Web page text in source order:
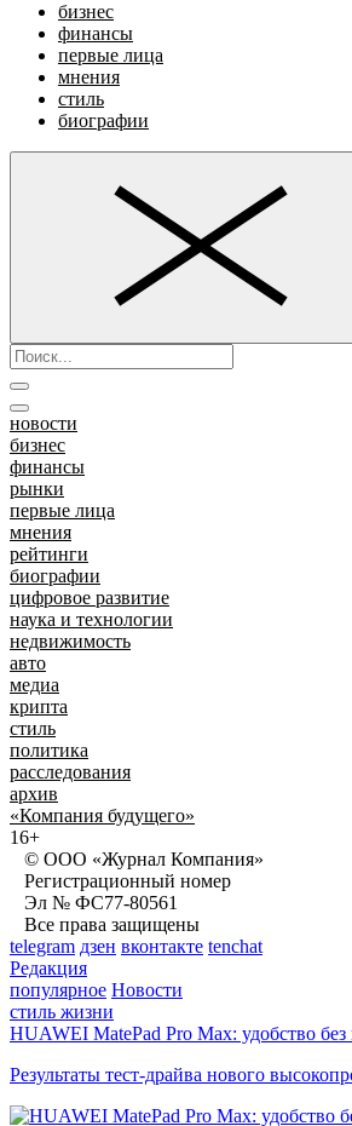
бизнес
финансы
первые лица
мнения
стиль
биографии
новости
бизнес
финансы
рынки
первые лица
мнения
рейтинги
биографии
цифровое развитие
наука и технологии
недвижимость
авто
медиа
крипта
стиль
политика
расследования
архив
«Компания будущего»
16+
© ООО «Журнал Компания»
Регистрационный номер
Эл № ФС77-80561
Все права защищены
telegram дзен вконтакте tenchat
Редакция
популярное Новости
стиль жизни
HUAWEI MatePad Pro Max: удобство
Результаты тест-драйва нового